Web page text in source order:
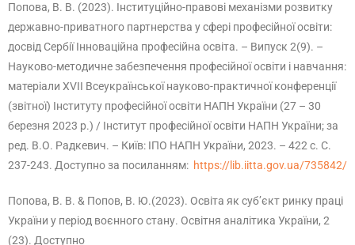
Попова, В. В. (2023). Інституційно-правові механізми розвитку
державно-приватного партнерства у сфері професійної освіти:
досвід Сербії Інноваційна професійна освіта. – Випуск 2(9). –
Науково-методичне забезпечення професійної освіти і навчання:
матеріали ХVІІ Всеукраїнської науково-практичної конференції
(звітної) Інституту професійної освіти НАПН України (27 – 30
березня 2023 р.) / Інститут професійної освіти НАПН України; за
ред. В.О. Радкевич. – Київ: ІПО НАПН України, 2023. – 422 с. С.
237-243. Доступно за посиланням: https://lib.iitta.gov.ua/735842/
Попова, В. В. & Попов, В. Ю.(2023). Освіта як суб’єкт ринку праці
України у період воєнного стану. Освітня аналітика України, 2
(23). Доступно